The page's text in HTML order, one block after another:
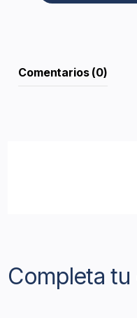
Comentarios (0)
Completa